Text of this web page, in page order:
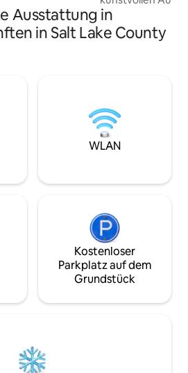
1
ausgestatteten
Minuten vom
von den
luxuriöses,
Abenteuer,
Urlaub suchen.
30 Minuten von
war einst eine
gelegenen Mill
wurde, und
Kopfhörer der
mehr.
Ausstattung in
in Salt Lake County
WLAN
Kostenloser
Parkplatz auf dem
Grundstück